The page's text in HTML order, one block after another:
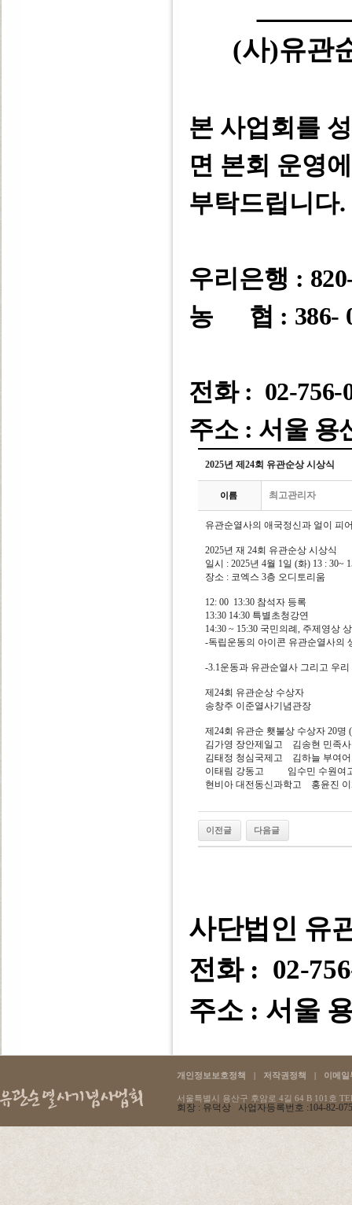
(사)유관
본 사업회를
면 본회 운영
부탁드립니다.
우리은행 :
농 협 : 386-
전화 : 02-756-
주소 : 서울 용
2025년 제24회 유관순상 시상식
이름 최고관리자
유관순열사의 애국정신과 얼이 피
2025년 재 24회 유관순상 시상식
일시 : 2025년 4월 1일 (화) 13 : 30~
장소 : 코엑스 3층 오디토리움
12: 00 13:30 참석자 등록
13:30 14:30 특별초청강연
14:30 ~ 15:30 국민의례, 주제영상
-독립운동의 아이콘 유관순열사의
-3.1운동과 유관순열사 그리고 우
제24회 유관순상 수상자
송창주 이준열사기념관장
제24회 유관순 횃불상 수상자 20명
김가영 장안제일고 김송현 민족
김태정 청심국제고 김하늘 부
이태림 강동고 임수민 수원여
현비아 대전동신과학고 홍윤진
이전글 다음글
사단법인 유
전화 : 02-
주소 : 서울
개인정보보호정책 | 저작권정책 | 이메일
서울특별시 용산구 후암로 4길 64 B 101호
회장 : 유덕상 사업자등록번호 :104-82-